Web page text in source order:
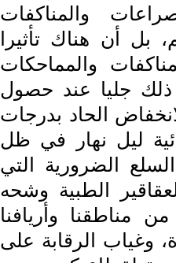
والمناكفات
أن هناك تأثيرا
والمماحكات
ذلك جليا عند حصول
الحاد بدرجات
ليل نهار في ظل
الضرورية التي
الطبية وشحه
مناطقنا وأريافنا
وغياب الرقابة على